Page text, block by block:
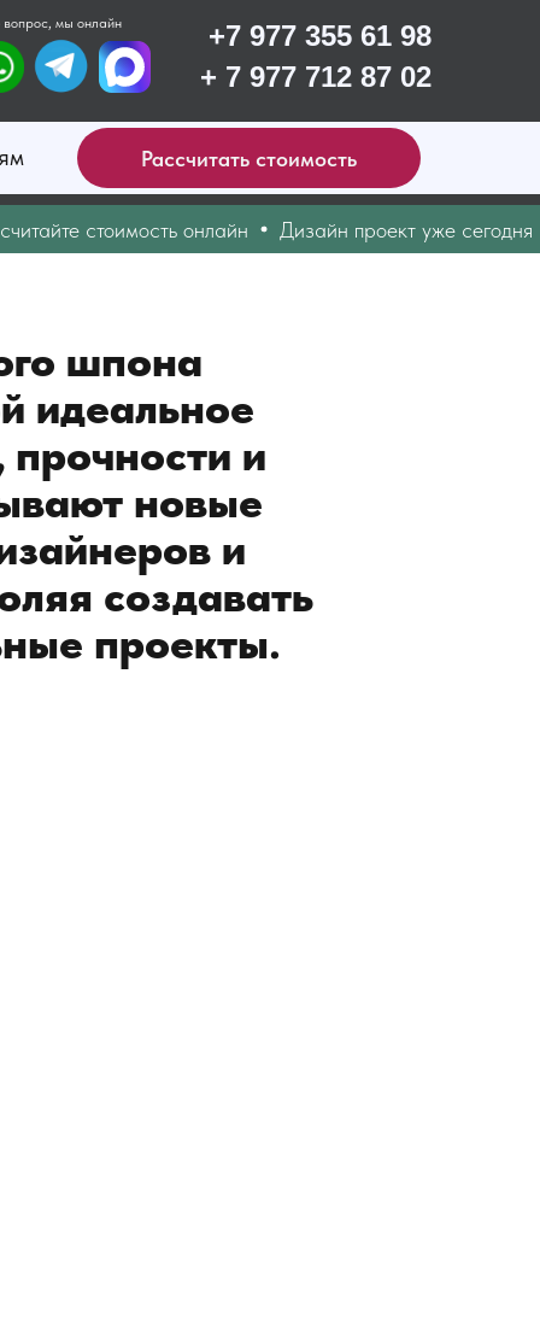
+7 977 355 61 98
вопрос, мы онлайн
+ 7 977 712 87 02
Рассчитать стоимость
стоимость онлайн Дизайн проект уже сегодня
шпона
идеальное
прочности и
новые
и
создавать
проекты.